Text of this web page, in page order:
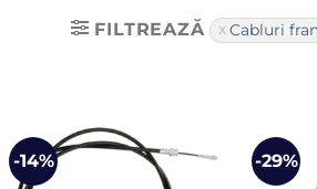
FILTREAZĂ
Cabluri
-14% -29%